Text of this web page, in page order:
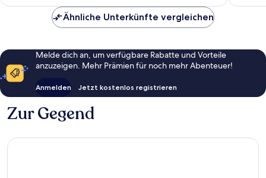
Ähnliche Unterkünfte vergleichen
Melde dich an, um verfügbare Rabatte und Vorteile
anzuzeigen. Mehr Prämien für noch mehr Abenteuer!
Anmelden Jetzt kostenlos registrieren
Zur Gegend